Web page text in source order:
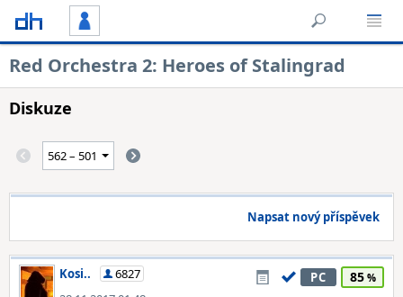
Red Orchestra 2: Heroes of Stalingrad
Diskuze
Napsat nový příspěvek
Kosi..
6827
PC 85